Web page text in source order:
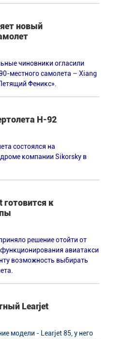
новый
чиновники огласили
местного самолета – Xiang
Феникс».
H-92
состоялся на
компании Sikorsky в
к
решение отойти от
авиатакси
возможность выбирать
Learjet
модели - Learjet 85, у него